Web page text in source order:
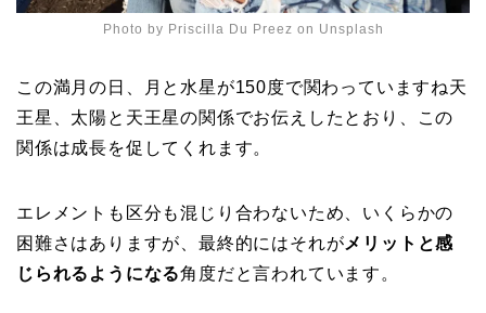
Photo by Priscilla Du Preez on Unsplash
この満月の日、月と水星が150度で関わっていますね天
王星、太陽と天王星の関係でお伝えしたとおり、この
関係は成長を促してくれます。
エレメントも区分も混じり合わないため、いくらかの
困難さはありますが、最終的にはそれがメリットと感
じられるようになる角度だと言われています。